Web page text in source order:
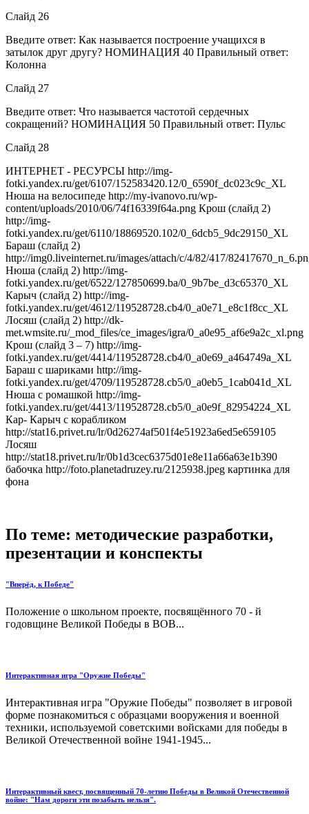
Слайд 26
Введите ответ: Как называется построение учащихся в
затылок друг другу? НОМИНАЦИЯ 40 Правильный ответ:
Колонна
Слайд 27
Введите ответ: Что называется частотой сердечных
сокращений? НОМИНАЦИЯ 50 Правильный ответ: Пульс
Слайд 28
ИНТЕРНЕТ - РЕСУРСЫ http://img-
fotki.yandex.ru/get/6107/152583420.12/0_6590f_dc023c9c_XL
Нюша на велосипеде http://my-ivanovo.ru/wp-
content/uploads/2010/06/74f16339f64a.png Крош (слайд 2)
http://img-
fotki.yandex.ru/get/6110/18869520.102/0_6dcb5_9dc29150_XL
Бараш (слайд 2)
http://img0.liveinternet.ru/images/attach/c/4/82/417/
Нюша (слайд 2) http://img-
fotki.yandex.ru/get/6522/127850699.ba/0_9b7be_d3c65370_XL
Карыч (слайд 2) http://img-
fotki.yandex.ru/get/4612/119528728.cb4/0_a0e71_e8c1f8cc_XL
Лосяш (слайд 2) http://dk-
met.wmsite.ru/_mod_files/ce_images/igra/0_a0e95_af6e9a2c_xl.png
Крош (слайд 3 – 7) http://img-
fotki.yandex.ru/get/4414/119528728.cb4/0_a0e69_a464749a_XL
Бараш с шариками http://img-
fotki.yandex.ru/get/4709/119528728.cb5/0_a0eb5_1cab041d_XL
Нюша с ромашкой http://img-
fotki.yandex.ru/get/4413/119528728.cb5/0_a0e9f_82954224_XL
Кар- Карыч с корабликом
http://stat16.privet.ru/lr/0d26274af501f4e51923a6ed5e659105
Лосяш
http://stat18.privet.ru/lr/0b1d3cec6375d01e8e11a66a63e1b390
бабочка http://foto.planetadruzey.ru/2125938.jpeg картинка для
фона
По теме: методические разработки,
презентации и конспекты
"Вперёд, к Победе"
Положение о школьном проекте, посвящённого 70 - й
годовщине Великой Победы в ВОВ...
Интерактивная игра "Оружие Победы"
Интерактивная игра "Оружие Победы" позволяет в игровой
форме познакомиться с образцами вооружения и военной
техники, используемой советскими войсками для победы в
Великой Отечественной войне 1941-1945...
Интерактивный квест, посвященный 70-летию Победы в Великой Отечественной
войне: "Нам дороги эти позабыть нельзя".